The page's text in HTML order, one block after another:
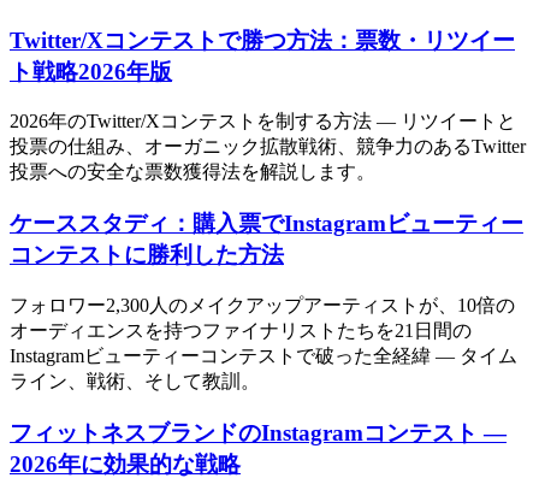
Twitter/Xコンテストで勝つ方法：票数・リツイー
ト戦略2026年版
2026年のTwitter/Xコンテストを制する方法 — リツイートと
投票の仕組み、オーガニック拡散戦術、競争力のあるTwitter
投票への安全な票数獲得法を解説します。
ケーススタディ：購入票でInstagramビューティー
コンテストに勝利した方法
フォロワー2,300人のメイクアップアーティストが、10倍の
オーディエンスを持つファイナリストたちを21日間の
Instagramビューティーコンテストで破った全経緯 — タイム
ライン、戦術、そして教訓。
フィットネスブランドのInstagramコンテスト —
2026年に効果的な戦略